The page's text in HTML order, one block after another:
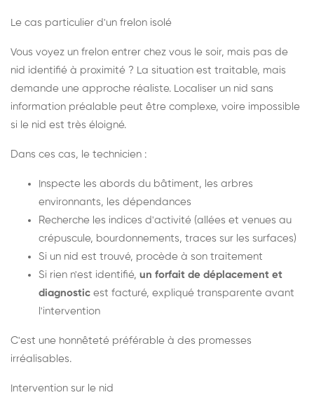
Le cas particulier d'un frelon isolé
Vous voyez un frelon entrer chez vous le soir, mais pas de
nid identifié à proximité ? La situation est traitable, mais
demande une approche réaliste. Localiser un nid sans
information préalable peut être complexe, voire impossible
si le nid est très éloigné.
Dans ces cas, le technicien :
Inspecte les abords du bâtiment, les arbres
environnants, les dépendances
Recherche les indices d'activité (allées et venues au
crépuscule, bourdonnements, traces sur les surfaces)
Si un nid est trouvé, procède à son traitement
Si rien n'est identifié, un forfait de déplacement et
diagnostic est facturé, expliqué transparente avant
l'intervention
C'est une honnêteté préférable à des promesses
irréalisables.
Intervention sur le nid